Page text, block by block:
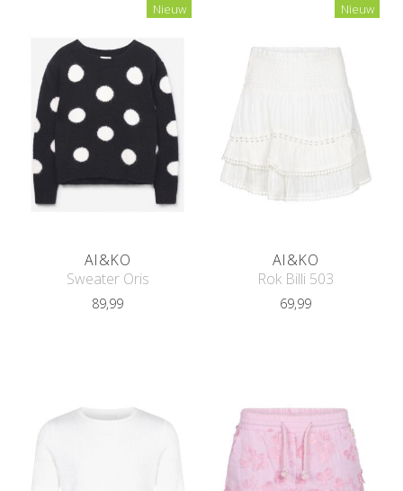
AI&KO
Sweater Oris
89,99
Nieuw
AI&KO
Rok Billi 503
69,99
Nieuw